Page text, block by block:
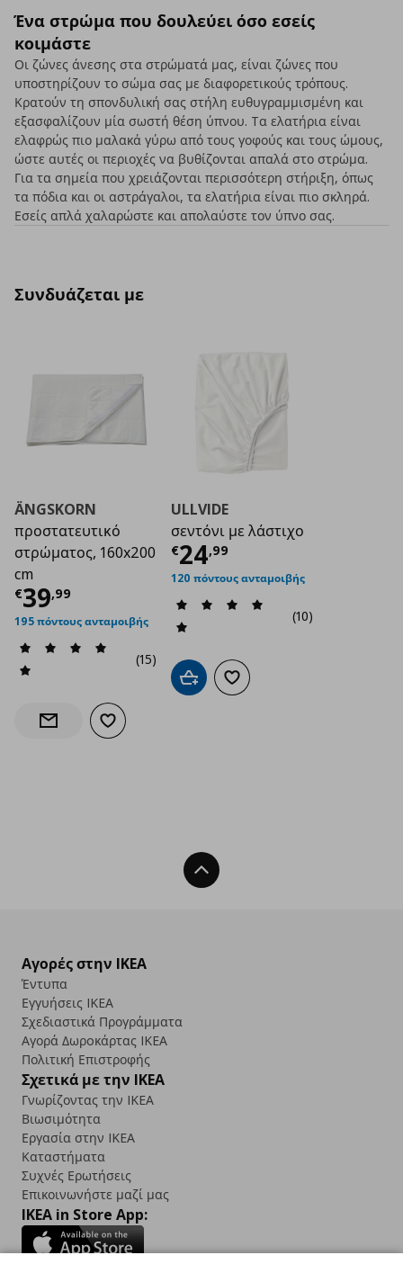
Ένα στρώμα που δουλεύει όσο εσείς
κοιμάστε
Οι ζώνες άνεσης στα στρώματά μας, είναι ζώνες που
υποστηρίζουν το σώμα σας με διαφορετικούς τρόπους.
Κρατούν τη σπονδυλική σας στήλη ευθυγραμμισμένη και
εξασφαλίζουν μία σωστή θέση ύπνου. Tα ελατήρια είναι
ελαφρώς πιο μαλακά γύρω από τους γοφούς και τους ώμους,
ώστε αυτές οι περιοχές να βυθίζονται απαλά στο στρώμα.
Για τα σημεία που χρειάζονται περισσότερη στήριξη, όπως
τα πόδια και οι αστράγαλοι, τα ελατήρια είναι πιο σκληρά.
Εσείς απλά χαλαρώστε και απολαύστε τον ύπνο σας.
Συνδυάζεται με
ÄNGSKORN
προστατευτικό
στρώματος, 160x200
cm
€39,99
Τρέχουσα τιμή€ 39,99
195 πόντους ανταμοιβής
(15)
Ενημέρωση διαθεσιμότητας
Προσθήκη στα αγαπημένα
ULLVIDE
σεντόνι με λάστιχο
€24,99
Τρέχουσα τιμή
120 πόντους ανταμοιβής
(10)
Προσθήκη στο καλάθι
Προσθήκη στα αγαπημένα
Back To Top
Αγορές στην IKEA
Έντυπα
Εγγυήσεις IKEA
Σχεδιαστικά Προγράμματα
Αγορά Δωρoκάρτας IKEA
Πολιτική Επιστροφής
Σχετικά με την IKEA
Γνωρίζοντας την IKEA
Βιωσιμότητα
Εργασία στην IKEA
Καταστήματα
Συχνές Ερωτήσεις
Επικοινωνήστε μαζί μας
IKEA in Store App: